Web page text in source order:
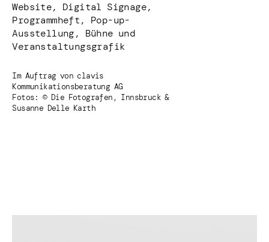
Website, Digital Signage,
Programmheft, Pop-up-
Ausstellung, Bühne und
Veranstaltungsgrafik
Im Auftrag von clavis
Kommunikationsberatung AG
Fotos: © Die Fotografen, Innsbruck &
Susanne Delle Karth